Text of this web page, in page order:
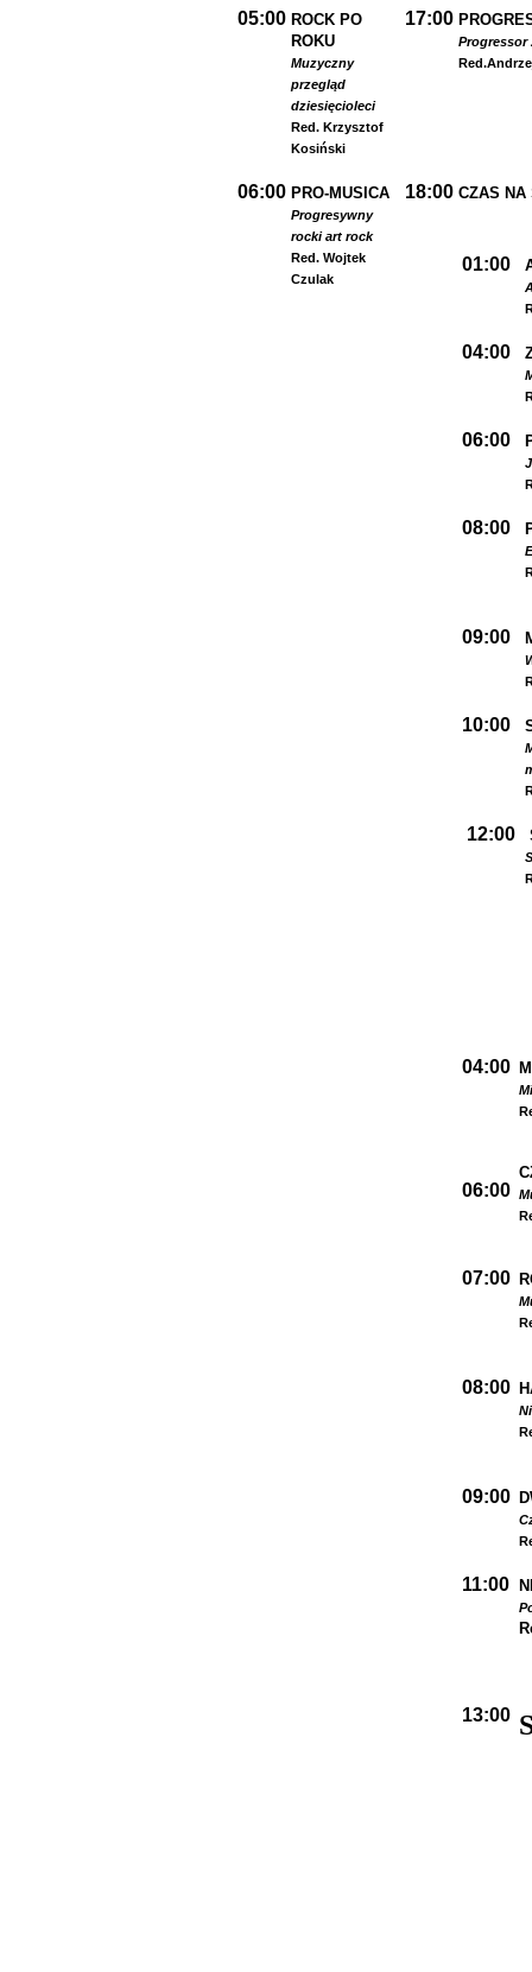
05:00 ROCK PO
ROKU
Muzyczny
przegląd
dziesięcioleci
Red. Krzysztof
Kosiński
17:00
Progressor
Red.
06:00 PRO-MUSICA
Progresywny
rocki art rock
Red. Wojtek
Czulak
18:00 CZAS NA
01:00
04:00
06:00
08:00
09:00
10:00
12:00
04:00
06:00
07:00
08:00
09:00
11:00
13:00